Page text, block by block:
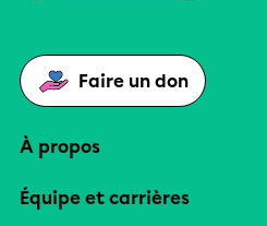
Faire un don
À propos
Équipe et carrières